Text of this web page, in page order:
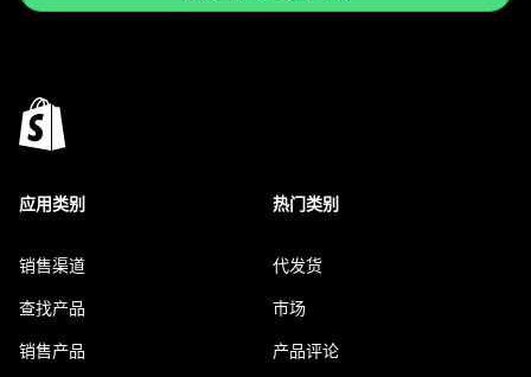
应用类别
销售渠道
查找产品
销售产品
热门类别
代发货
市场
产品评论